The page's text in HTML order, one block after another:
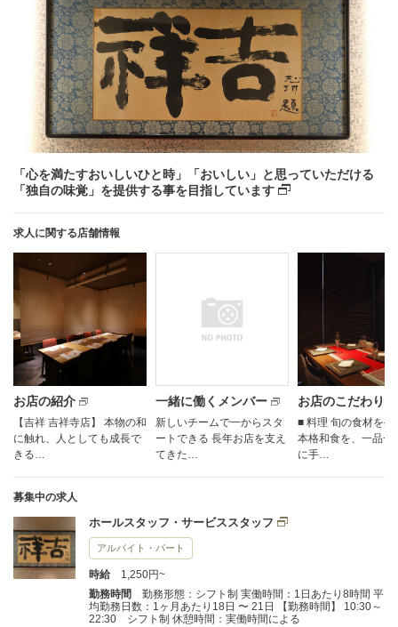
「心を満たすおいしいひと時」「おいしい」と思っていただける
「独自の味覚」を提供する事を目指しています
求人に関する店舗情報
お店の紹介
【吉祥 吉祥寺店】 本物の和
に触れ、人としても成長で
きる…
一緒に働くメンバー
新しいチームで一からスタ
ートできる 長年お店を支え
てきた…
お店のこだわり
■ 料理 旬の食材を生
本格和食を、一品一
に手…
募集中の求人
ホールスタッフ・サービススタッフ
アルバイト・パート
時給
1,250円~
勤務時間
勤務形態：シフト制 実働時間：1日あたり8時間 平
均勤務日数：1ヶ月あたり18日 〜 21日 【勤務時間】 10:30～
22:30 シフト制 休憩時間：実働時間による